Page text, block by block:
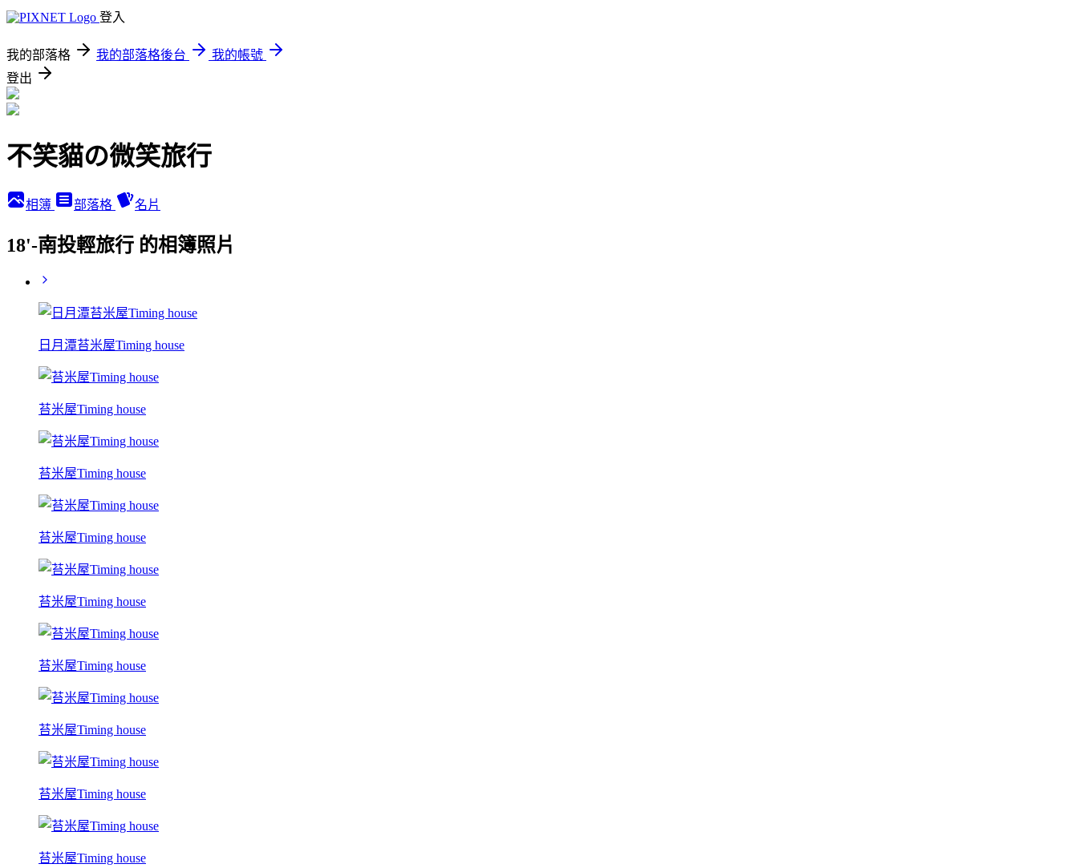
登入
我的部落格 我的部落格後台
我的帳號
登出
不笑貓の微笑旅行
相簿 部落格 名片
18'-南投輕旅行 的相簿照片
日月潭苔米屋Timing house
苔米屋Timing house
苔米屋Timing house
苔米屋Timing house
苔米屋Timing house
苔米屋Timing house
苔米屋Timing house
苔米屋Timing house
苔米屋Timing house